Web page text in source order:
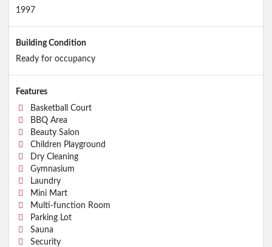
1997
Building Condition
Ready for occupancy
Features
Basketball Court
BBQ Area
Beauty Salon
Children Playground
Dry Cleaning
Gymnasium
Laundry
Mini Mart
Multi-function Room
Parking Lot
Sauna
Security